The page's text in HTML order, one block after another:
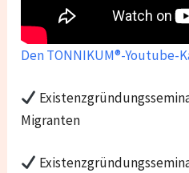
Den TONNIKUM®-Youtube-
Migranten